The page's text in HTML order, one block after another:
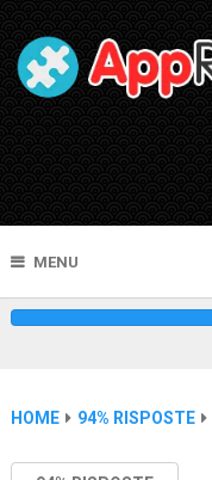
MENU
HOME 94% RISPOSTE